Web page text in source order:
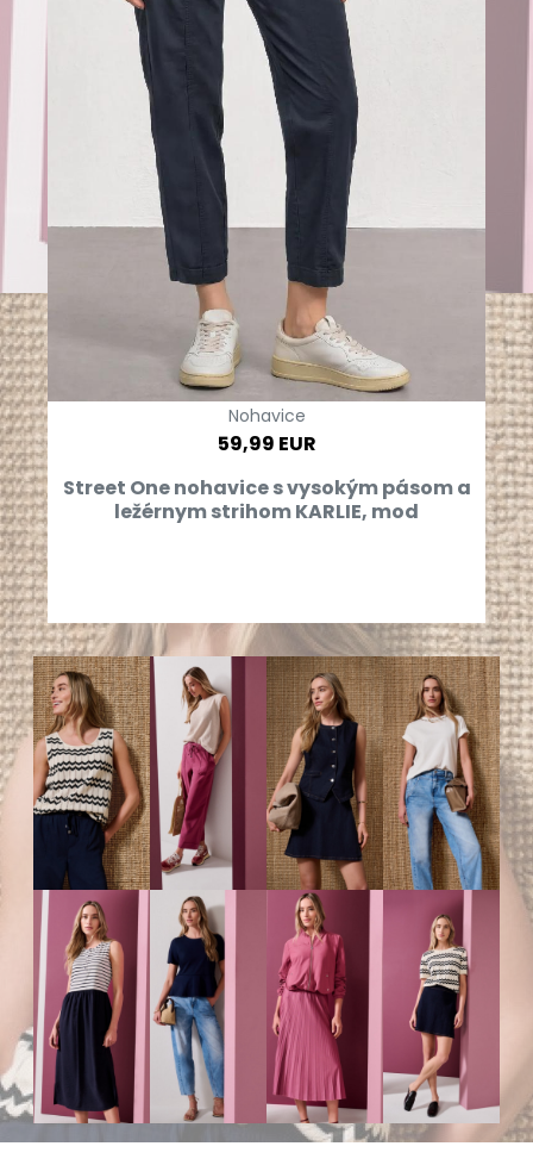
Nohavice
59,99 EUR
Street One nohavice s vysokým pásom a
ležérnym strihom KARLIE, mod